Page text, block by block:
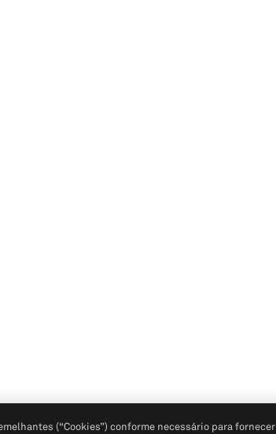
(“Cookies”) conforme necessário para fornecer